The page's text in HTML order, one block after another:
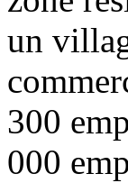
un
300
000